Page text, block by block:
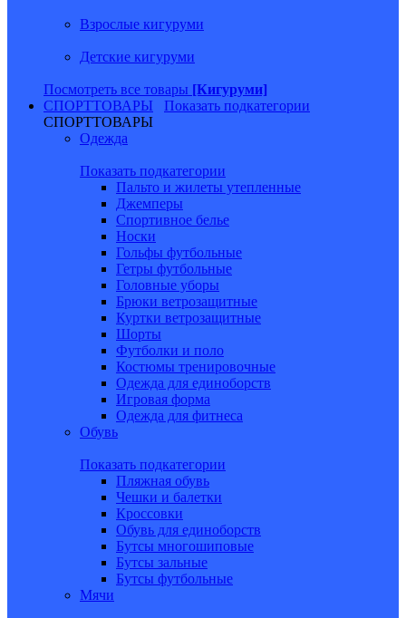
Взрослые кигуруми
Детские кигуруми
Посмотреть все товары [Кигуруми]
СПОРТТОВАРЫ
Показать подкатегории
СПОРТТОВАРЫ
Одежда
Показать подкатегории
Пальто и жилеты утепленные
Джемперы
Спортивное белье
Носки
Гольфы футбольные
Гетры футбольные
Головные уборы
Брюки ветрозащитные
Куртки ветрозащитные
Шорты
Футболки и поло
Костюмы тренировочные
Одежда для единоборств
Игровая форма
Одежда для фитнеса
Обувь
Показать подкатегории
Пляжная обувь
Чешки и балетки
Кроссовки
Обувь для единоборств
Бутсы многошиповые
Бутсы зальные
Бутсы футбольные
Мячи